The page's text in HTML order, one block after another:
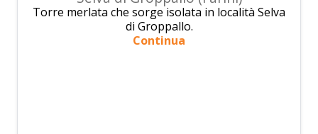
Torre merlata che sorge isolata in località Selva
di Groppallo.
Continua